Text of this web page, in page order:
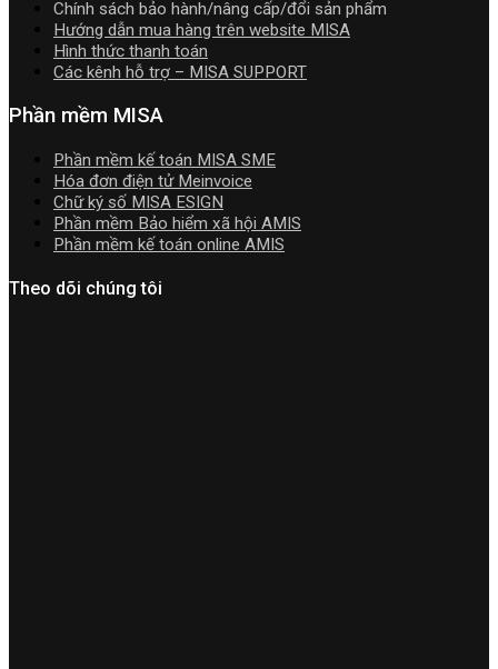
|
Video
Hướng
dẫn
Download
đặt
Chính sách bảo hành/nâng cấp/đổi sản phẩm
Hướng dẫn mua hàng trên website MISA
Hình thức thanh toán
Các kênh hỗ trợ – MISA SUPPORT
Phần mềm MISA
Phần mềm kế toán MISA SME
Hóa đơn điện tử Meinvoice
Chữ ký số MISA ESIGN
Phần mềm Bảo hiểm xã hội AMIS
Phần mềm kế toán online AMIS
Theo dõi chúng tôi